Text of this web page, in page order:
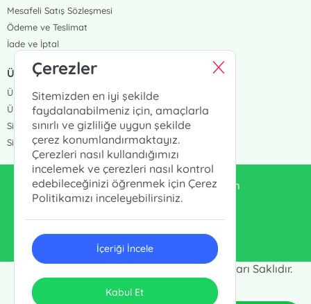
Mesafeli Satış Sözleşmesi
Ödeme ve Teslimat
İade ve İptal
ÜYELİK VE SİPARİŞ
Üye Girişi
Üye Ol
Sipariş Takip
Siparişlerim
enduluskitabevi@gmail.com
Endülüs Kültür Merkezi © 2024 - Tüm Hakları Saklıdır.
Tasarım & Uygulama
Çerezler
Sitemizden en iyi şekilde
faydalanabilmeniz için, amaçlarla
sınırlı ve gizliliğe uygun şekilde
çerez konumlandırmaktayız.
Çerezleri nasıl kullandığımızı
incelemek ve çerezleri nasıl kontrol
edebileceğinizi öğrenmek için Çerez
Politikamızı inceleyebilirsiniz.
İçeriği İncele
Kabul Et